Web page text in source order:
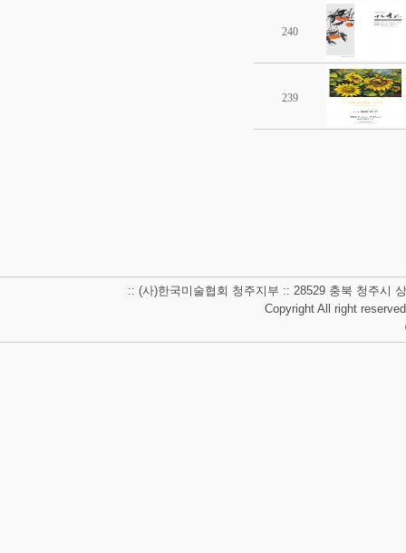
240
239
:: (사)한국미술협회 청주지부 :: 28529 충북 청주시
Copyright All right